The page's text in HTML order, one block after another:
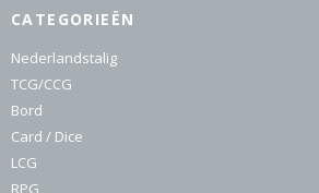
CATEGORIEËN
Nederlandstalig
TCG/CCG
Bord
Card / Dice
LCG
RPG